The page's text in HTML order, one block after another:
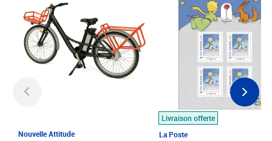
Nouvelle Attitude
Livraison offerte
La Poste